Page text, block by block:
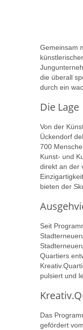
Gemeinsam
die überall
durch ein
Die Lage
Von der
Ückendorf
700
Kunst- und
direkt an der
bieten der
Seit
Quartiers
pulsiert und
Das
gefördert